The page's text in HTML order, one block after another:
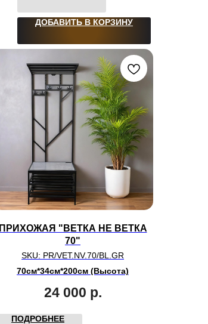
ДОБАВИТЬ В КОРЗИНУ
ПРИХОЖАЯ "ВЕТКА НЕ ВЕТКА
70"
SKU: PR/VET.NV.70/BL.GR
70см*34см*200см (Высота)
24 000 р.
ПОДРОБНЕЕ